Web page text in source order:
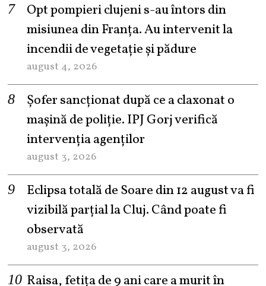
Opt pompieri clujeni s-au întors din
misiunea din Franța. Au intervenit la
incendii de vegetație și pădure
august 4, 2026
Șofer sancționat după ce a claxonat o
mașină de poliție. IPJ Gorj verifică
intervenția agenților
august 3, 2026
Eclipsa totală de Soare din 12 august va fi
vizibilă parțial la Cluj. Când poate fi
observată
august 3, 2026
Raisa, fetița de 9 ani care a murit în